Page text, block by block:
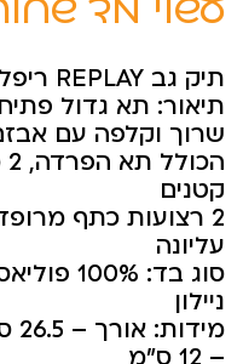
תיק גב REPLAY ריפליי עשוי מד
תיאור: תא גדול
שרוך וקלפה עם
קטנים
2 רצועות כתף
עליונה
ניילון
– 12 ס”מ